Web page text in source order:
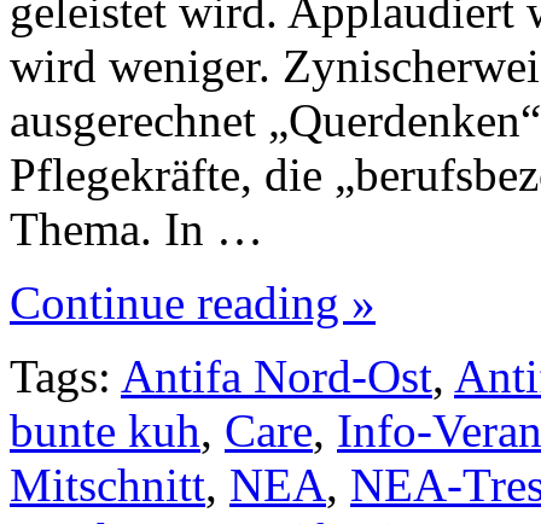
geleistet wird. Applaudiert
wird weniger.
ausgerechnet
Pflegekräfte, die
Thema. In …
Continue reading »
Tags: Antifa Nord-Ost,
bunte kuh, Care, Info-
Mitschnitt, NEA, NEA-